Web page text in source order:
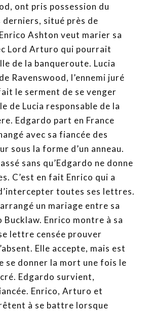
ont pris possession du
derniers, situé près de
Ashton veut marier sa
Lord Arturo qui pourrait
de la banqueroute. Lucia
Ravenswood, l’ennemi juré
le serment de se venger
de Lucia responsable de la
Edgardo part en France
avec sa fiancée des
sous la forme d’un anneau.
sans qu’Edgardo ne donne
C’est en fait Enrico qui a
toutes ses lettres.
un mariage entre sa
Enrico montre à sa
lettre censée prouver
Elle accepte, mais est
se donner la mort une fois le
Edgardo survient,
Enrico, Arturo et
à se battre lorsque